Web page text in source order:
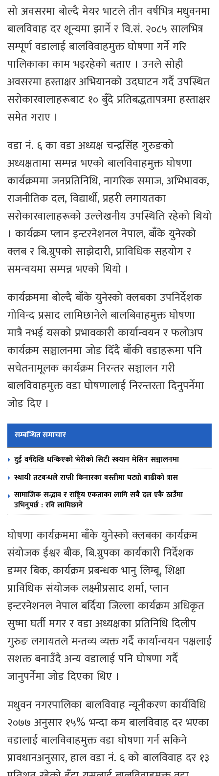
सो अवसरमा बोल्दै मेयर भाटले तीन वर्षभित्र मधुवनमा
बालविवाह दर शून्यमा झार्ने र वि.सं. २०८५ सालभित्र
सम्पूर्ण वडालाई बालविवाहमुक्त घोषणा गर्ने गरि
पालिकाका काम भइरहेको बताए । उनले सोही
अवसरमा हस्ताक्षर अभियानको उदघाटन गर्दै उपस्थित
सरोकारवालाहरूबाट १० बुँदे प्रतिबद्धतापत्रमा हस्ताक्षर
समेत गराए ।
वडा नं. ६ का वडा अध्यक्ष चन्द्रसिंह गुरुङको
अध्यक्षतामा सम्पन्न भएको बालविवाहमुक्त घोषणा
कार्यक्रममा जनप्रतिनिधि, नागरिक समाज, अभिभावक,
राजनीतिक दल, विद्यार्थी, प्रहरी लगायतका
सरोकारवालाहरूको उल्लेखनीय उपस्थिति रहेको थियो
। कार्यक्रम प्लान इन्टरनेशनल नेपाल, बाँके युनेस्को
क्लब र बि.ग्रुपको साझेदारी, प्राविधिक सहयोग र
समन्वयमा सम्पन्न भएको थियो ।
कार्यक्रममा बोल्दै बाँके युनेस्को क्लबका उपनिर्देशक
गोविन्द प्रसाद लामिछानेले बालबिवाहमुक्त घोषणा
मात्रै नभई यसको प्रभावकारी कार्यान्वयन र फलोअप
कार्यक्रम सञ्चालनमा जोड दिँदै बाँकी वडाहरूमा पनि
सचेतनामूलक कार्यक्रम निरन्तर सञ्चालन गरी
बालविवाहमुक्त वडा घोषणालाई निरन्तरता दिनुपर्नेमा
जोड दिए ।
सम्बन्धित समाचार
दुई वर्षदेखि थन्किएको भेरीको सिटी स्क्यान मेसिन सञ्चालनमा
स्थायी तटबन्धले राप्ती किनारका बस्तीमा घट्यो बाढीको त्रास
सामाजिक सद्भाव र राष्ट्रिय एकताका लागि सबै दल एकै ठाउँमा
उभिनुपर्छ : रवि लामिछाने
घोषणा कार्यक्रममा बाँके युनेस्को क्लबका कार्यक्रम
संयोजक ईश्वर बीक, बि.ग्रुपका कार्यकारी निर्देशक
डम्मर बिक, कार्यक्रम प्रबन्धक भानु लिम्बू, शिक्षा
प्राविधिक संयोजक लक्ष्मीप्रसाद शर्मा, प्लान
इन्टरनेशनल नेपाल बर्दिया जिल्ला कार्यक्रम अधिकृत
सुष्मा घर्ती मगर र वडा अध्यक्षका प्रतिनिधि दिलीप
गुरुङ लगायतले मन्तव्य व्यक्त गर्दै कार्यान्वयन पक्षलाई
सशक्त बनाउँदै अन्य वडालाई पनि घोषणा गर्दै
जानुपर्नेमा जोड दिएका थिए ।
मधुवन नगरपालिका बालविवाह न्यूनीकरण कार्यविधि
२०७७ अनुसार १५% भन्दा कम बालविवाह दर भएका
वडालाई बालविवाहमुक्त वडा घोषणा गर्न सकिने
प्रावधानअनुसार, हाल वडा नं. ६ को बालविवाह दर १३